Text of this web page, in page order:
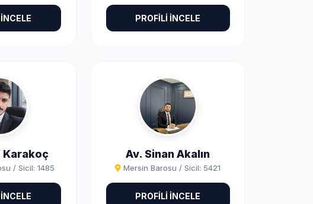
PROFİLİ İNCELE
Karakoç
/ Sicil: 1485
Av. Sinan Akalın
Mersin Barosu / Sicil: 5421
PROFİLİ İNCELE